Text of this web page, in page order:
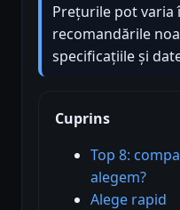
Prețurile pot varia
recomandările
specificațiile și
Cuprins
Top 8:
alegem?
Alege rapid